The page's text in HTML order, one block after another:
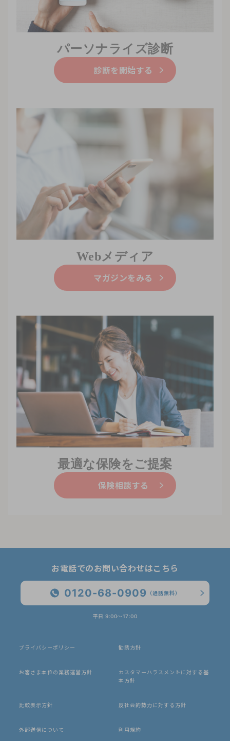
パーソナライズ診断
診断を開始する
Webメディア
マガジンをみる
最適な保険をご提案
保険相談する
お電話でのお問い合わせはこちら
0120-68-0909 （通話無料）
平日 9:00〜17:00
プライバシーポリシー 勧誘方針
お客さま本位の業務運営方針
カスタマーハラスメントに対する基
本方針
比較表示方針 反社会的勢力に対する方針
外部送信について 利用規約